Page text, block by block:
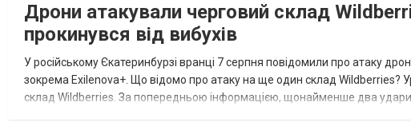
Дрони атакували черговий склад
прокинувся від вибухів
У російському Єкатеринбурзі вранці 7 серпня повідомили про атаку
зокрема Exilenova+. Що відомо про атаку на ще один склад Wildberries?
склад Wildberries. За попередньою інформацією, щонайменше два